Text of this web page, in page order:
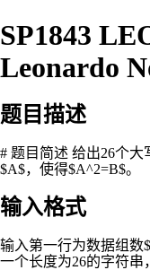
SP1843
Leonardo
题目描述
# 题目简述 给出26个
$A$，使得$A^2=B$。
输入格式
输入第一行为数据组数
一个长度为26的字符串